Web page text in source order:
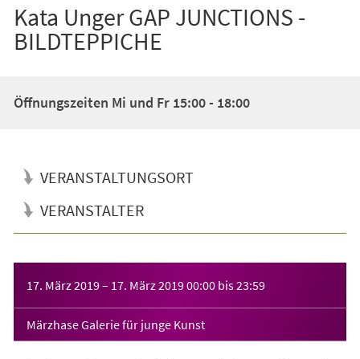
Kata Unger GAP JUNCTIONS -
BILDTEPPICHE
Öffnungszeiten Mi und Fr 15:00 - 18:00
VERANSTALTUNGSORT
VERANSTALTER
17. März 2019– 17. März 201900:00 bis23:59
Märzhase Galerie für junge Kunst